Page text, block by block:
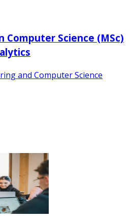
Computer Science (MSc)
and Computer Science